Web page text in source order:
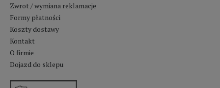
Zwrot / wymiana reklamacje
Formy płatności
Koszty dostawy
Kontakt
O firmie
Dojazd do sklepu